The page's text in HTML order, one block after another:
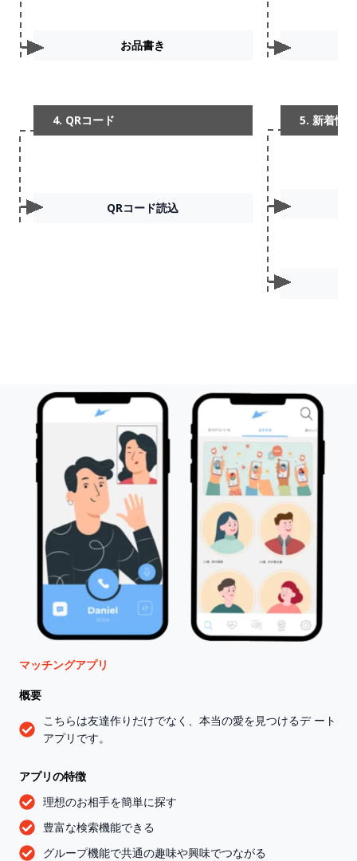
お品書き
4. QRコード 5. 新着情報
QRコード読込
マッチングアプリ
概要
こちらは友達作りだけでなく、本当の愛を見つけるデ ート
アプリです。
アプリの特徴
理想のお相手を簡単に探す
豊富な検索機能できる
グループ機能で共通の趣味や興味でつながる